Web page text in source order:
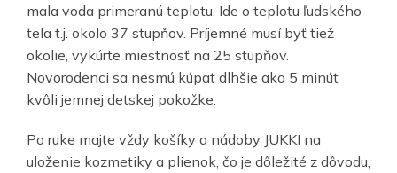
mala voda primeranú teplotu. Ide o teplotu ľudského
tela t.j. okolo 37 stupňov. Príjemné musí byť tiež
okolie, vykúrte miestnosť na 25 stupňov.
Novorodenci sa nesmú kúpať dlhšie ako 5 minút
kvôli jemnej detskej pokožke.
Po ruke majte vždy košíky a nádoby JUKKI na
uloženie kozmetiky a plienok, čo je dôležité z dôvodu,